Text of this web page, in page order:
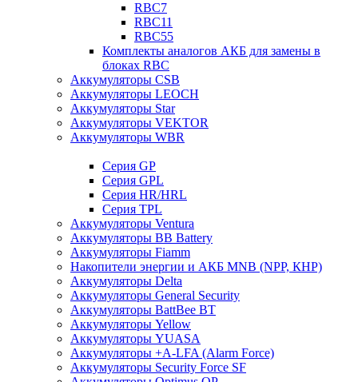
RBC7
RBC11
RBC55
Комплекты аналогов АКБ для замены в
блоках RBC
Аккумуляторы CSB
Аккумуляторы LEOCH
Аккумуляторы Star
Аккумуляторы VEKTOR
Аккумуляторы WBR
Cерия GP
Серия GPL
Серия HR/HRL
Серия TPL
Аккумуляторы Ventura
Аккумуляторы BB Battery
Аккумуляторы Fiamm
Накопители энергии и АКБ MNB (NPP, КНР)
Аккумуляторы Delta
Аккумуляторы General Security
Аккумуляторы BattBee BT
Аккумуляторы Yellow
Аккумуляторы YUASA
Аккумуляторы +A-LFA (Alarm Force)
Аккумуляторы Security Force SF